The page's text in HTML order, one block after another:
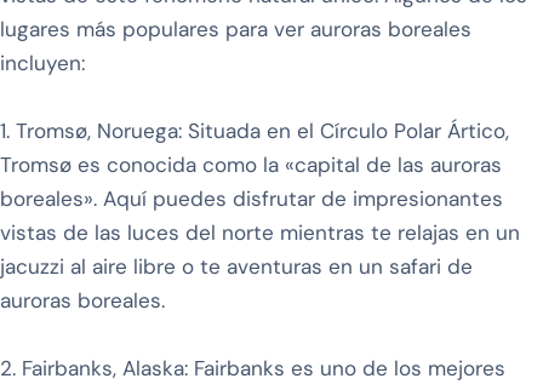
lugares más populares para ver auroras boreales
incluyen:
1. Tromsø, Noruega: Situada en el Círculo Polar Ártico,
Tromsø es conocida como la «capital de las auroras
boreales». Aquí puedes disfrutar de impresionantes
vistas de las luces del norte mientras te relajas en un
jacuzzi al aire libre o te aventuras en un safari de
auroras boreales.
2. Fairbanks, Alaska: Fairbanks es uno de los mejores